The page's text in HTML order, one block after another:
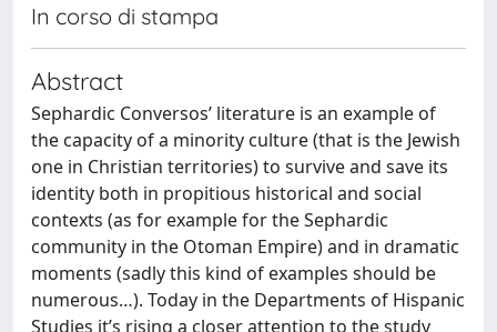
In corso di stampa
Abstract
Sephardic Conversos’ literature is an example of
the capacity of a minority culture (that is the Jewish
one in Christian territories) to survive and save its
identity both in propitious historical and social
contexts (as for example for the Sephardic
community in the Otoman Empire) and in dramatic
moments (sadly this kind of examples should be
numerous…). Today in the Departments of Hispanic
Studies it’s rising a closer attention to the study